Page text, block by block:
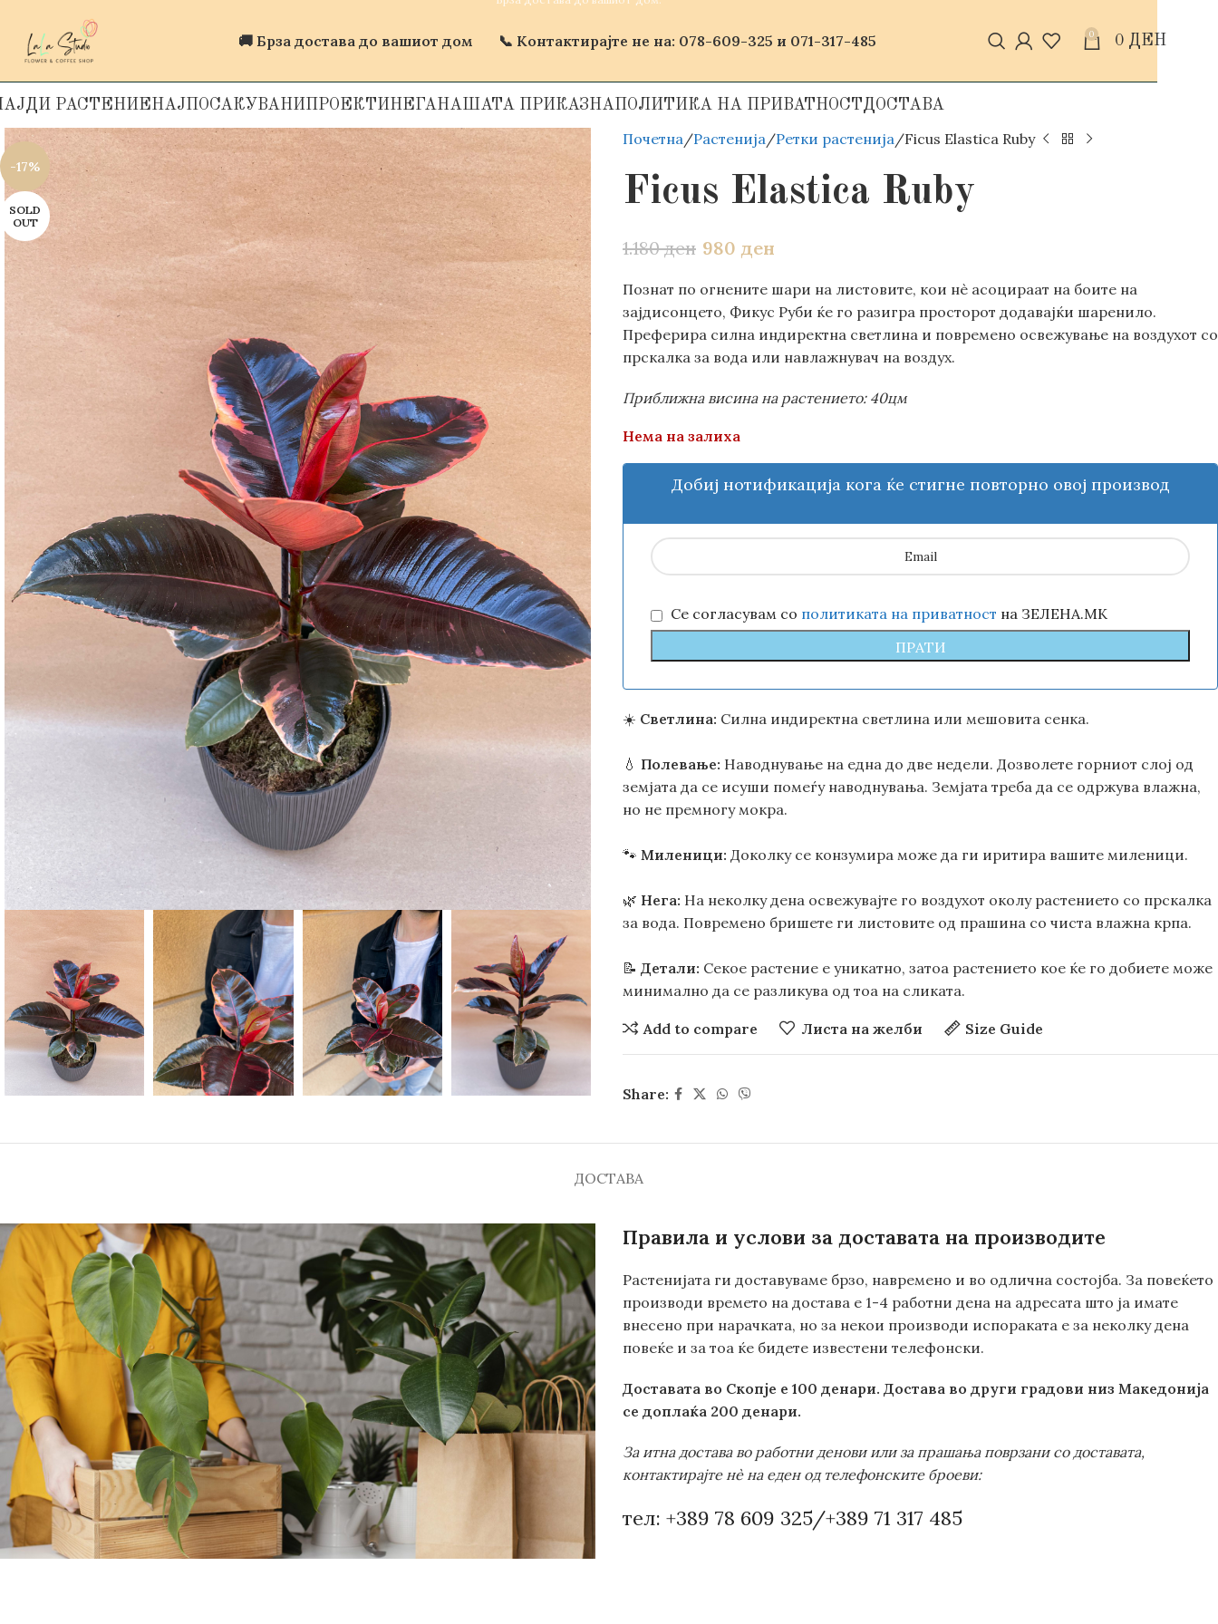
🚚 Брза достава до вашиот дом 📞 Контактирајте не на: 078-609-325 и 071-317-485 0 0 ДЕН
РАСТЕНИЕ НАЈПОСАКУВАНИ ПРОЕКТИ НЕГА НАШАТА ПРИКАЗНА ПОЛИТИКА НА ПРИВАТНОСТ ДОСТАВА
-17%
SOLD
OUT
Почетна Растенија Ретки растенија Ficus Elastica Ruby
Ficus Elastica Ruby
1.180ден 980 ден
Познат по огнените шари на листовите, кои нè асоцираат на боите на
зајдисонцето, Фикус Руби ќе го разигра просторот додавајќи шаренило.
Преферира силна индиректна светлина и повремено освежување на воздухот со
прскалка за вода или навлажнувач на воздух.
Приближна висина на растението: 40цм
Нема на залиха
Добиј нотификација кога ќе стигне повторно овој производ
Се согласувам со политиката на приватност на ЗЕЛЕНА.МК
☀️ Светлина: Силна индиректна светлина или мешовита сенка.
💧 Полевање: Наводнување на една до две недели. Дозволете горниот слој од
земјата да се исуши помеѓу наводнувања. Земјата треба да се одржува влажна,
но не премногу мокра.
🐾 Миленици: Доколку се конзумира може да ги иритира вашите миленици.
🌿 Нега: На неколку дена освежувајте го воздухот околу растението со прскалка
за вода. Повремено бришете ги листовите од прашина со чиста влажна крпа.
📝 Детали: Секое растение е уникатно, затоа растението кое ќе го добиете може
минимално да се разликува од тоа на сликата.
Add to compare Листа на желби Size Guide
Share:
ДОСТАВА
Правила и услови за доставата на производите
Растенијата ги доставуваме брзо, навремено и во одлична состојба. За повеќето
производи времето на достава е 1-4 работни дена на адресата што ја имате
внесено при нарачката, но за некои производи испораката е за неколку дена
повеќе и за тоа ќе бидете известени телефонски.
Доставата во Скопје е 100 денари. Достава во други градови низ Македонија
се доплаќа 200 денари.
За итна достава во работни денови или за прашања поврзани со доставата,
контактирајте нè на еден од телефонските броеви:
тел: +389 78 609 325/+389 71 317 485